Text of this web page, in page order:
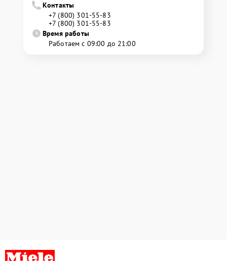
Контакты
+7 (800) 301-55-83
+7 (800) 301-55-83
Время работы
Работаем с 09:00 до 21:00